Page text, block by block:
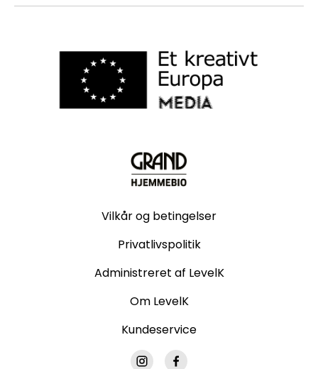
Vilkår og betingelser
Privatlivspolitik
Administreret af LevelK
Om LevelK
Kundeservice